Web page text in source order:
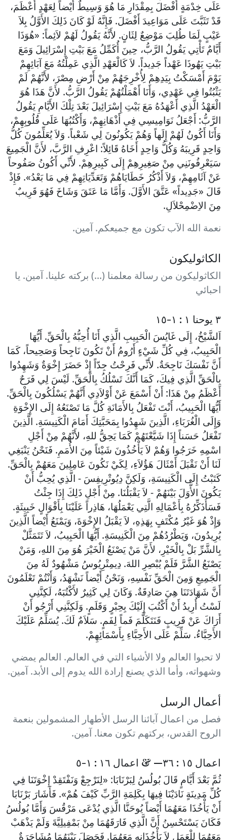
عَلَى خِدْمَةٍ أَفْضَلَ بِمِقْدَارِ مَا هُوَ وَسِيطٌ أَيْضاً لِعَهْدٍ أَعْظَمَ،
قَدْ تَثَبَّتَ عَلَى مَوَاعِيدَ أَفْضَلَ. فَإِنَّهُ لَوْ كَانَ ذَلِكَ الأَوَّلُ بِلاَ
عَيْبٍ لَمَا طُلِبَ مَوْضِعٌ لِثَانٍ. لأَنَّهُ يَقُولُ لَهُمْ لاَئِماً: «هُوَذَا
أَيَّامٌ تَأْتِي يَقُولُ الرَّبُّ، حِينَ أُكَمِّلُ مَعَ بَيْتِ إِسْرَائِيلَ وَمَعَ
بَيْتِ يَهُوذَا عَهْداً جَدِيداً. لاَ كَالْعَهْدِ الَّذِي عَمِلْتُهُ مَعَ آبَائِهِمْ
يَوْمَ أَمْسَكْتُ بِيَدِهِمْ لِأُخْرِجَهُمْ مِنْ أَرْضِ مِصْرَ، لأَنَّهُمْ لَمْ
يَثْبُتُوا فِي عَهْدِي، وَأَنَا أَهْمَلْتُهُمْ يَقُولُ الرَّبُّ. لأَنَّ هَذَا هُوَ
الْعَهْدُ الَّذِي أَعْهَدُهُ مَعَ بَيْتِ إِسْرَائِيلَ بَعْدَ تِلْكَ الأَيَّامِ يَقُولُ
الرَّبُّ: أَجْعَلُ نَوَامِيسِي فِي أَذْهَانِهِمْ، وَأَكْتُبُهَا عَلَى قُلُوبِهِمْ،
وَأَنَا أَكُونُ لَهُمْ إِلَهاً وَهُمْ يَكُونُونَ لِي شَعْباً. وَلاَ يُعَلِّمُونَ كُلُّ
وَاحِدٍ قَرِيبَهُ وَكُلُّ وَاحِدٍ أَخَاهُ قَائِلاً: اعْرِفِ الرَّبَّ، لأَنَّ الْجَمِيعَ
سَيَعْرِفُونَنِي مِنْ صَغِيرِهِمْ إِلَى كَبِيرِهِمْ. لأَنِّي أَكُونُ صَفُوحاً
عَنْ آثَامِهِمْ، وَلاَ أَذْكُرُ خَطَايَاهُمْ وَتَعَدِّيَاتِهِمْ فِي مَا بَعْدُ». فَإِذْ
قَالَ «جَدِيداً» عَتَّقَ الأَوَّلَ. وَأَمَّا مَا عَتَقَ وَشَاخَ فَهُوَ قَرِيبٌ
مِنَ الاِضْمِحْلاَلِ.
نعمة الله الآب تكون مع جميعكم. آمين.
الكاثوليكون
الكاثوليكون من رسالة معلمنا (...) بركته علينا. آمين. يا
احبائي
٣ يوحنا ١ : ١-١٥
اَلشَّيْخُ، إِلَى غَايُسَ الْحَبِيبِ الَّذِي أَنَا أُحِبُّهُ بِالْحَقِّ. أَيُّهَا
الْحَبِيبُ، فِي كُلِّ شَيْءٍ أَرُومُ أَنْ تَكُونَ نَاجِحاً وَصَحِيحاً، كَمَا
أَنَّ نَفْسَكَ نَاجِحَةٌ. لأَنِّي فَرِحْتُ جِدّاً إِذْ حَضَرَ إِخْوَةٌ وَشَهِدُوا
بِالْحَقِّ الَّذِي فِيكَ، كَمَا أَنَّكَ تَسْلُكُ بِالْحَقِّ. لَيْسَ لِي فَرَحٌ
أَعْظَمُ مِنْ هَذَا: أَنْ أَسْمَعَ عَنْ أَوْلاَدِي أَنَّهُمْ يَسْلُكُونَ بِالْحَقِّ.
أَيُّهَا الْحَبِيبُ، أَنْتَ تَفْعَلُ بِالأَمَانَةِ كُلَّ مَا تَصْنَعُهُ إِلَى الإِخْوَةِ
وَإِلَى الْغُرَبَاءِ، الَّذِينَ شَهِدُوا بِمَحَبَّتِكَ أَمَامَ الْكَنِيسَةِ. الَّذِينَ
تَفْعَلُ حَسَناً إِذَا شَيَّعْتَهُمْ كَمَا يَحِقُّ للهِ، لأَنَّهُمْ مِنْ أَجْلِ
اسْمِهِ خَرَجُوا وَهُمْ لاَ يَأْخُذُونَ شَيْئاً مِنَ الأُمَمِ. فَنَحْنُ يَنْبَغِي
لَنَا أَنْ نَقْبَلَ أَمْثَالَ هَؤُلاَءِ، لِكَيْ نَكُونَ عَامِلِينَ مَعَهُمْ بِالْحَقِّ.
كَتَبْتُ إِلَى الْكَنِيسَةِ، وَلَكِنَّ دِيُوتْرِيفِسَ - الَّذِي يُحِبُّ أَنْ
يَكُونَ الأَّوَلَ بَيْنَهُمْ - لاَ يَقْبَلُنَا. مِنْ أَجْلِ ذَلِكَ إِذَا جِئْتُ
فَسَأُذَكِّرُهُ بِأَعْمَالِهِ الَّتِي يَعْمَلُهَا، هَاذِراً عَلَيْنَا بِأَقْوَالٍ خَبِيثَةٍ.
وَإِذْ هُوَ غَيْرُ مُكْتَفٍ بِهَذِهِ، لاَ يَقْبَلُ الإِخْوَةَ، وَيَمْنَعُ أَيْضاً الَّذِينَ
يُرِيدُونَ، وَيَطْرُدُهُمْ مِنَ الْكَنِيسَةِ. أَيُّهَا الْحَبِيبُ، لاَ تَتَمَثَّلْ
بِالشَّرِّ بَلْ بِالْخَيْرِ، لأَنَّ مَنْ يَصْنَعُ الْخَيْرَ هُوَ مِنَ اللهِ، وَمَنْ
يَصْنَعُ الشَّرَّ فَلَمْ يُبْصِرِ اللهَ. دِيمِتْرِيُوسُ مَشْهُودٌ لَهُ مِنَ
الْجَمِيعِ وَمِنَ الْحَقِّ نَفْسِهِ، وَنَحْنُ أَيْضاً نَشْهَدُ، وَأَنْتُمْ تَعْلَمُونَ
أَنَّ شَهَادَتَنَا هِيَ صَادِقَةٌ. وَكَانَ لِي كَثِيرٌ لأَكْتُبَهُ، لَكِنَّنِي
لَسْتُ أُرِيدُ أَنْ أَكْتُبَ إِلَيْكَ بِحِبْرٍ وَقَلَمٍ. وَلَكِنَّنِي أَرْجُو أَنْ
أَرَاكَ عَنْ قَرِيبٍ فَنَتَكَلَّمَ فَماً لِفَمٍ. سَلاَمٌ لَكَ. يُسَلِّمُ عَلَيْكَ
الأَحِبَّاءُ. سَلِّمْ عَلَى الأَحِبَّاءِ بِأَسْمَائِهِمْ.
لا تحبوا العالم ولا الأشياء التي في العالم. العالم يمضي
وشهواته، وأما الذي يصنع إرادة الله يدوم إلى الأبد. آمين.
أعمال الرسل
فصل من اعمال آبائنا الرسل الأطهار المشمولين بنعمة
الروح القدس، بركتهم تكون معنا. آمين.
اعمال ١٥ : ٣٦— & اعمال ١٦ : ١-٥
ثُمَّ بَعْدَ أَيَّامٍ قَالَ بُولُسُ لِبَرْنَابَا: «لِنَرْجِعْ وَنَفْتَقِدْ إِخْوَتَنَا فِي
كُلِّ مَدِينَةٍ نَادَيْنَا فِيهَا بِكَلِمَةِ الرَّبِّ كَيْفَ هُمْ». فَأَشَارَ بَرْنَابَا
أَنْ يَأْخُذَا مَعَهُمَا أَيْضاً يُوحَنَّا الَّذِي يُدْعَى مَرْقُسَ وَأَمَّا بُولُسُ
فَكَانَ يَسْتَحْسِنُ أَنَّ الَّذِي فَارَقَهُمَا مِنْ بَمْفِيلِيَّةَ وَلَمْ يَذْهَبْ
مَعَهُمَا لِلْعَمَلِ لاَ يَأْخُذَانِهِ مَعَهُمَا. فَحَصَلَ بَيْنَهُمَا مُشَاجَرَةٌ